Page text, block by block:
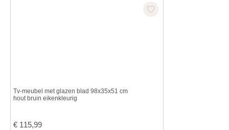
Tv-meubel met glazen blad 98x35x51 cm
hout bruin eikenkleurig
€ 115,99